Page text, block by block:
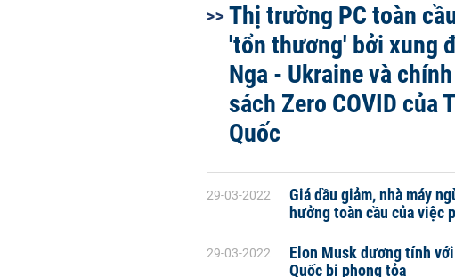
Thị trường PC toàn
'tổn thương' bởi xung
Nga - Ukraine và chính
sách Zero COVID của
Quốc
29-03-2022
Giá dầu giảm, nhà máy
hưởng toàn cầu của việc
29-03-2022
Elon Musk dương tính
Quốc bị phong tỏa